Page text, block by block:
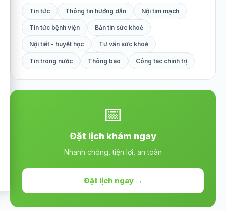
Tin tức Thông tin hướng dẫn Nội tim mạch
Tin tức bệnh viện Bản tin sức khoẻ
Nội tiết - huyết học Tư vấn sức khoẻ
Tin trong nước Thông báo Công tác chính trị
📅
Đặt lịch khám ngay
Nhanh chóng, tiện lợi, an toàn
Đặt lịch ngay →